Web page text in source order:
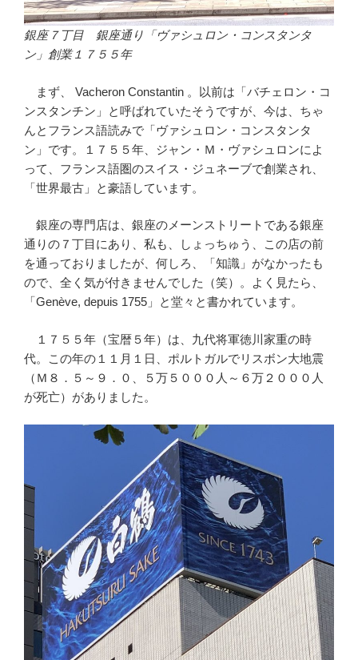
銀座７丁目 銀座通り「ヴァシュロン・コンスタンタ
ン」創業１７５５年
まず、 Vacheron Constantin 。以前は「バチェロン・コ
ンスタンチン」と呼ばれていたそうですが、今は、ちゃ
んとフランス語読みで「ヴァシュロン・コンスタンタ
ン」です。１７５５年、ジャン・Ｍ・ヴァシュロンによ
って、フランス語圏のスイス・ジュネーブで創業され、
「世界最古」と豪語しています。
銀座の専門店は、銀座のメーンストリートである銀座
通りの７丁目にあり、私も、しょっちゅう、この店の前
を通っておりましたが、何しろ、「知識」がなかったも
ので、全く気が付きませんでした（笑）。よく見たら、
「Genève, depuis 1755」と堂々と書かれています。
１７５５年（宝暦５年）は、九代将軍徳川家重の時
代。この年の１１月１日、ポルトガルでリスボン大地震
（Ｍ８．５～９．０、５万５０００人～６万２０００人
が死亡）がありました。